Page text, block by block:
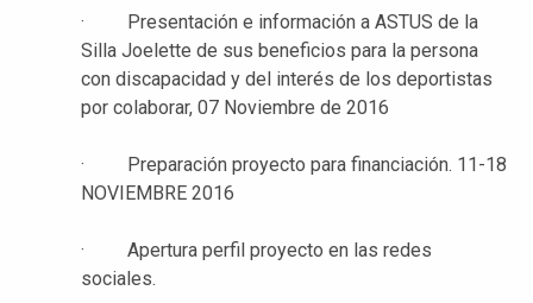
· Presentación e información a ASTUS de la
Silla Joelette de sus beneficios para la persona
con discapacidad y del interés de los deportistas
por colaborar, 07 Noviembre de 2016
· Preparación proyecto para financiación. 11-18
NOVIEMBRE 2016
· Apertura perfil proyecto en las redes
sociales.